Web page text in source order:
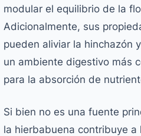
modular el equilibrio de la
Adicionalmente, sus
pueden aliviar la hinchazón
un ambiente digestivo más
para la absorción de
Si bien no es una fuente
la hierbabuena contribuye a